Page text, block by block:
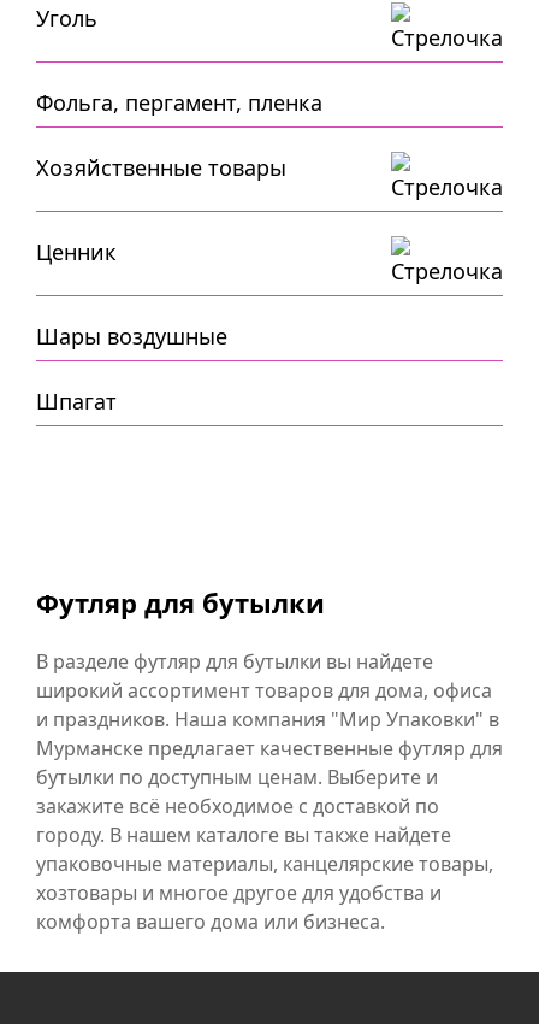
Уголь
Фольга, пергамент, пленка
Хозяйственные товары
Ценник
Шары воздушные
Шпагат
Футляр для бутылки
В разделе футляр для бутылки вы найдете
широкий ассортимент товаров для дома, офиса
и праздников. Наша компания "Мир Упаковки" в
Мурманске предлагает качественные футляр для
бутылки по доступным ценам. Выберите и
закажите всё необходимое с доставкой по
городу. В нашем каталоге вы также найдете
упаковочные материалы, канцелярские товары,
хозтовары и многое другое для удобства и
комфорта вашего дома или бизнеса.